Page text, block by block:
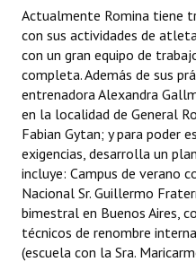
Datos Históricos
Premio al Mérito - Registro
Audiencias Públicas - Registro
Mujeres que Dejaron Huellas
Periodistas Decanos - Registro
Ciudadano Ilustre - Registro
Banca del Vecino - Registro
Actualmente Romina tiene
con sus actividades de
con un gran equipo de
completa. Además de sus
entrenadora Alexandra
en la localidad de General
Fabian Gytan; y para poder
exigencias, desarrolla un
incluye: Campus de verano
Nacional Sr. Guillermo
bimestral en Buenos Aires,
técnicos de renombre
(escuela con la Sra.